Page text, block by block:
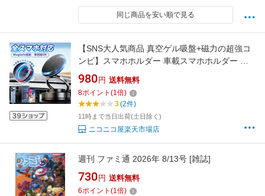
同じ商品を安い順で見る
【SNS大人気商品 真空ゲル吸盤+磁力の超強コ
ンビ】スマホホルダー 車載スマホホルダー 車
スマホスタンド 車載 片手操作 iPhone Android
全機種対応 スマホスタンド 車用 カー用品 多角
度自由調節 360°回転な台座 車載スマホスタン
ド 車用スマホホルダー magsafe対応
980 円 送料無料
8ポイント (1倍)
3(2件)
11時まで当日出荷(土日除く)
ニコニコ屋楽天市場店
週刊 ファミ通 2026年 8/13号 [雑誌]
730 円 送料無料
6ポイント (1倍)